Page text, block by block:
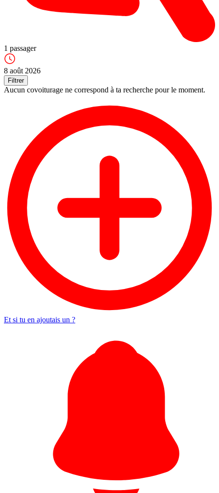
1 passager
8 août 2026
Filtrer
Aucun covoiturage ne correspond à ta recherche pour le moment.
Et si tu en ajoutais un ?